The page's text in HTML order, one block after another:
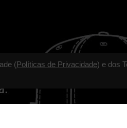
(Políticas de Privacidade) e dos